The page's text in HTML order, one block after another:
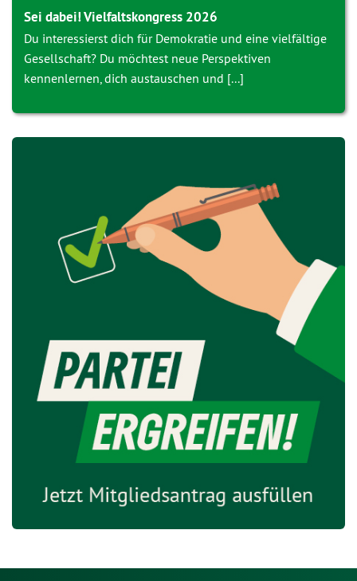
Sei dabei! Vielfaltskongress 2026
Du interessierst dich für Demokratie und eine vielfältige
Gesellschaft? Du möchtest neue Perspektiven
kennenlernen, dich austauschen und [...]